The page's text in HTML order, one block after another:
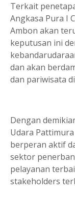
Terkait
Angkasa Pura I
Ambon akan
keputusan ini
dan akan
dan pariwisata
Dengan
Udara
berperan aktif
sektor
pelayanan
stakeholders